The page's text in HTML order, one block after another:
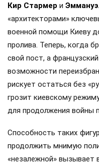
Кир Стармер и
«архитекторами»
военной помощи Киеву
пролива. Теперь, когда
свой пост, а
возможности
рискует остаться без
грозит киевскому
для продолжения войны
Способность таких
продолжить мнимую
«незалежной» вызывает